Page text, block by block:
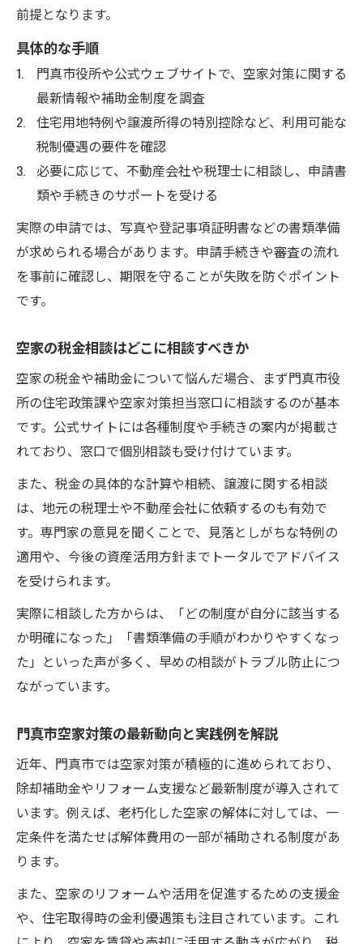
門真市の空家処分と税金悩みを解消へ
空家処分時に知っておきたい税金知識
門真市で空家売却時の税金注意ポイント
空家を手放す際の税金軽減対策とは
空家解体と税金負担の関係性を解説
空家売却・解体に生かす補助金利用法
前提となります。
具体的な手順
門真市役所や公式ウェブサイトで、空家対策に関する
最新情報や補助金制度を調査
住宅用地特例や譲渡所得の特別控除など、利用可能な
税制優遇の要件を確認
必要に応じて、不動産会社や税理士に相談し、申請書
類や手続きのサポートを受ける
実際の申請では、写真や登記事項証明書などの書類準備
が求められる場合があります。申請手続きや審査の流れ
を事前に確認し、期限を守ることが失敗を防ぐポイント
です。
空家の税金相談はどこに相談すべきか
空家の税金や補助金について悩んだ場合、まず門真市役
所の住宅政策課や空家対策担当窓口に相談するのが基本
です。公式サイトには各種制度や手続きの案内が掲載さ
れており、窓口で個別相談も受け付けています。
また、税金の具体的な計算や相続、譲渡に関する相談
は、地元の税理士や不動産会社に依頼するのも有効で
す。専門家の意見を聞くことで、見落としがちな特例の
適用や、今後の資産活用方針までトータルでアドバイス
を受けられます。
実際に相談した方からは、「どの制度が自分に該当する
か明確になった」「書類準備の手順がわかりやすくなっ
た」といった声が多く、早めの相談がトラブル防止につ
ながっています。
門真市空家対策の最新動向と実践例を解説
近年、門真市では空家対策が積極的に進められており、
除却補助金やリフォーム支援など最新制度が導入されて
います。例えば、老朽化した空家の解体に対しては、一
定条件を満たせば解体費用の一部が補助される制度があ
ります。
また、空家のリフォームや活用を促進するための支援金
や、住宅取得時の金利優遇策も注目されています。これ